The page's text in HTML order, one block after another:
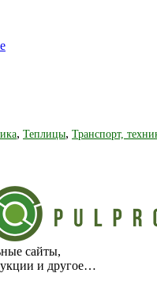
, Теплицы, Транспорт,
сайты,
и другое…